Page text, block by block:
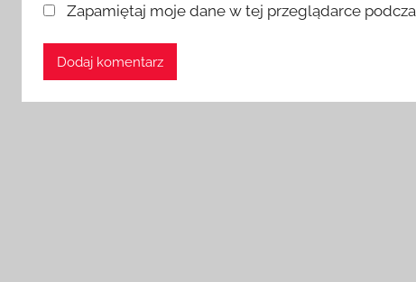
Zapamiętaj moje dane w tej przeglądarce